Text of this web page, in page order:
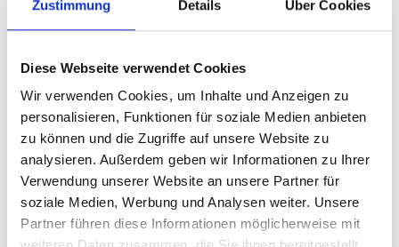
Zustimmung Details Über Cookies
Diese Webseite verwendet Cookies
Wir verwenden Cookies, um Inhalte und Anzeigen zu
personalisieren, Funktionen für soziale Medien anbieten
zu können und die Zugriffe auf unsere Website zu
analysieren. Außerdem geben wir Informationen zu Ihrer
Verwendung unserer Website an unsere Partner für
soziale Medien, Werbung und Analysen weiter. Unsere
Partner führen diese Informationen möglicherweise mit
Sitzplätze garantiert nebeneinander
Weniger als 9 Tickets
für diese Ticketkategorie
Stellen Sie Ihre Reise zusammen